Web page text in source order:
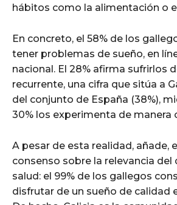
hábitos como la alimentación o
En concreto, el 58% de los
tener problemas de sueño, en
nacional. El 28% afirma sufrirlos
recurrente, una cifra que sitúa a
del conjunto de España (38%),
30% los experimenta de manera
A pesar de esta realidad, añade,
consenso sobre la relevancia del
salud: el 99% de los gallegos
disfrutar de un sueño de calidad